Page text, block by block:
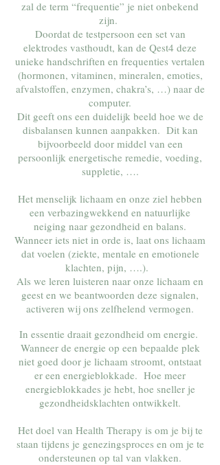
zal de term “frequentie” je niet onbekend
zijn.
Doordat de testpersoon een set van
elektrodes vasthoudt, kan de Qest4 deze
unieke handschriften en frequenties vertalen
(hormonen, vitaminen, mineralen, emoties,
afvalstoffen, enzymen, chakra’s, …) naar de
computer.
Dit geeft ons een duidelijk beeld hoe we de
disbalansen kunnen aanpakken. Dit kan
bijvoorbeeld door middel van een
persoonlijk energetische remedie, voeding,
suppletie, ….
Het menselijk lichaam en onze ziel hebben
een verbazingwekkend en natuurlijke
neiging naar gezondheid en balans.
Wanneer iets niet in orde is, laat ons lichaam
dat voelen (ziekte, mentale en emotionele
klachten, pijn, ….).
Als we leren luisteren naar onze lichaam en
geest en we beantwoorden deze signalen,
activeren wij ons zelfhelend vermogen.
In essentie draait gezondheid om energie.
Wanneer de energie op een bepaalde plek
niet goed door je lichaam stroomt, ontstaat
er een energieblokkade. Hoe meer
energieblokkades je hebt, hoe sneller je
gezondheidsklachten ontwikkelt.
Het doel van Health Therapy is om je bij te
staan tijdens je genezingsproces en om je te
ondersteunen op tal van vlakken.